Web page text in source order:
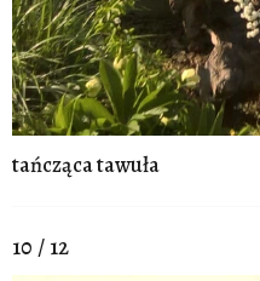
tańcząca tawuła
10 / 12